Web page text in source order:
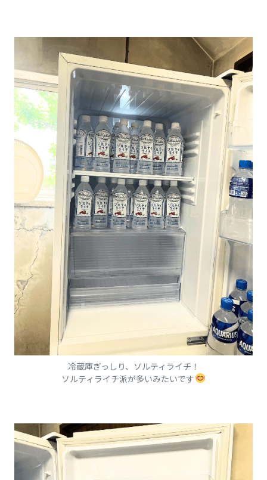
冷蔵庫ぎっしり、ソルティライチ！
ソルティライチ派が多いみたいです